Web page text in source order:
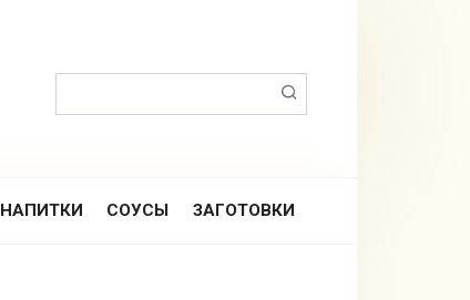
НАПИТКИ СОУСЫ ЗАГОТОВКИ